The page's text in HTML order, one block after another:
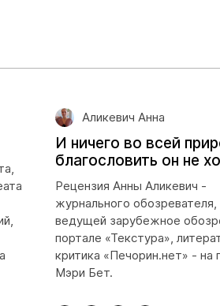
Аликевич Анна
И ничего во всей
благословить он не
Рецензия Анны Аликевич -
журнального обозревателя,
ведущей зарубежное
портале «Текстура»,
критика «Печорин.нет» - на
Мэри Бет.